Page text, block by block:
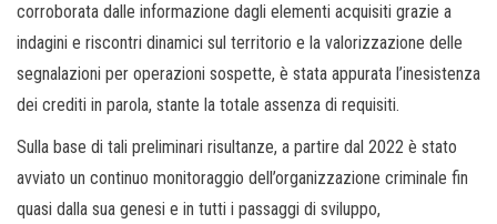
corroborata dalle informazione dagli elementi acquisiti grazie a
indagini e riscontri dinamici sul territorio e la valorizzazione delle
segnalazioni per operazioni sospette, è stata appurata l’inesistenza
dei crediti in parola, stante la totale assenza di requisiti.
Sulla base di tali preliminari risultanze, a partire dal 2022 è stato
avviato un continuo monitoraggio dell’organizzazione criminale fin
quasi dalla sua genesi e in tutti i passaggi di sviluppo,